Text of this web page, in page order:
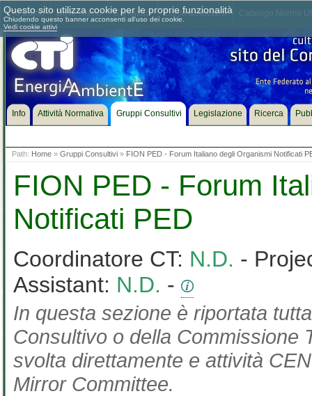
Chi siamo Dove siamo Contattaci Come associarsi
Info Attività Normativa Gruppi Consultivi Legislazione Ricerca
Path: Home » Gruppi Consultivi » FION PED - Forum Italiano degli Organismi Notificati
FION PED - Forum
Notificati PED
Coordinatore CT: N.D. -
Assistant: N.D. -
In questa sezione è riportata
Consultivo o della Commissione
svolta direttamente e attività
Mirror Committee.
Questo sito utilizza cookie per le proprie funzionalità
Chiudendo questo banner acconsenti all'uso dei cookie.
Vedi cookie attivi